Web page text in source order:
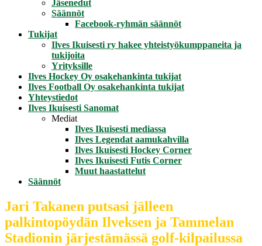
Jäsenedut
Säännöt
Facebook-ryhmän säännöt
Tukijat
Ilves Ikuisesti ry hakee yhteistyökumppaneita ja
tukijoita
Yrityksille
Ilves Hockey Oy osakehankinta tukijat
Ilves Football Oy osakehankinta tukijat
Yhteystiedot
Ilves Ikuisesti Sanomat
Mediat
Ilves Ikuisesti mediassa
Ilves Legendat aamukahvilla
Ilves Ikuisesti Hockey Corner
Ilves Ikuisesti Futis Corner
Muut haastattelut
Säännöt
Jari Takanen putsasi jälleen
palkintopöydän Ilveksen ja Tammelan
Stadionin järjestämässä golf-kilpailussa